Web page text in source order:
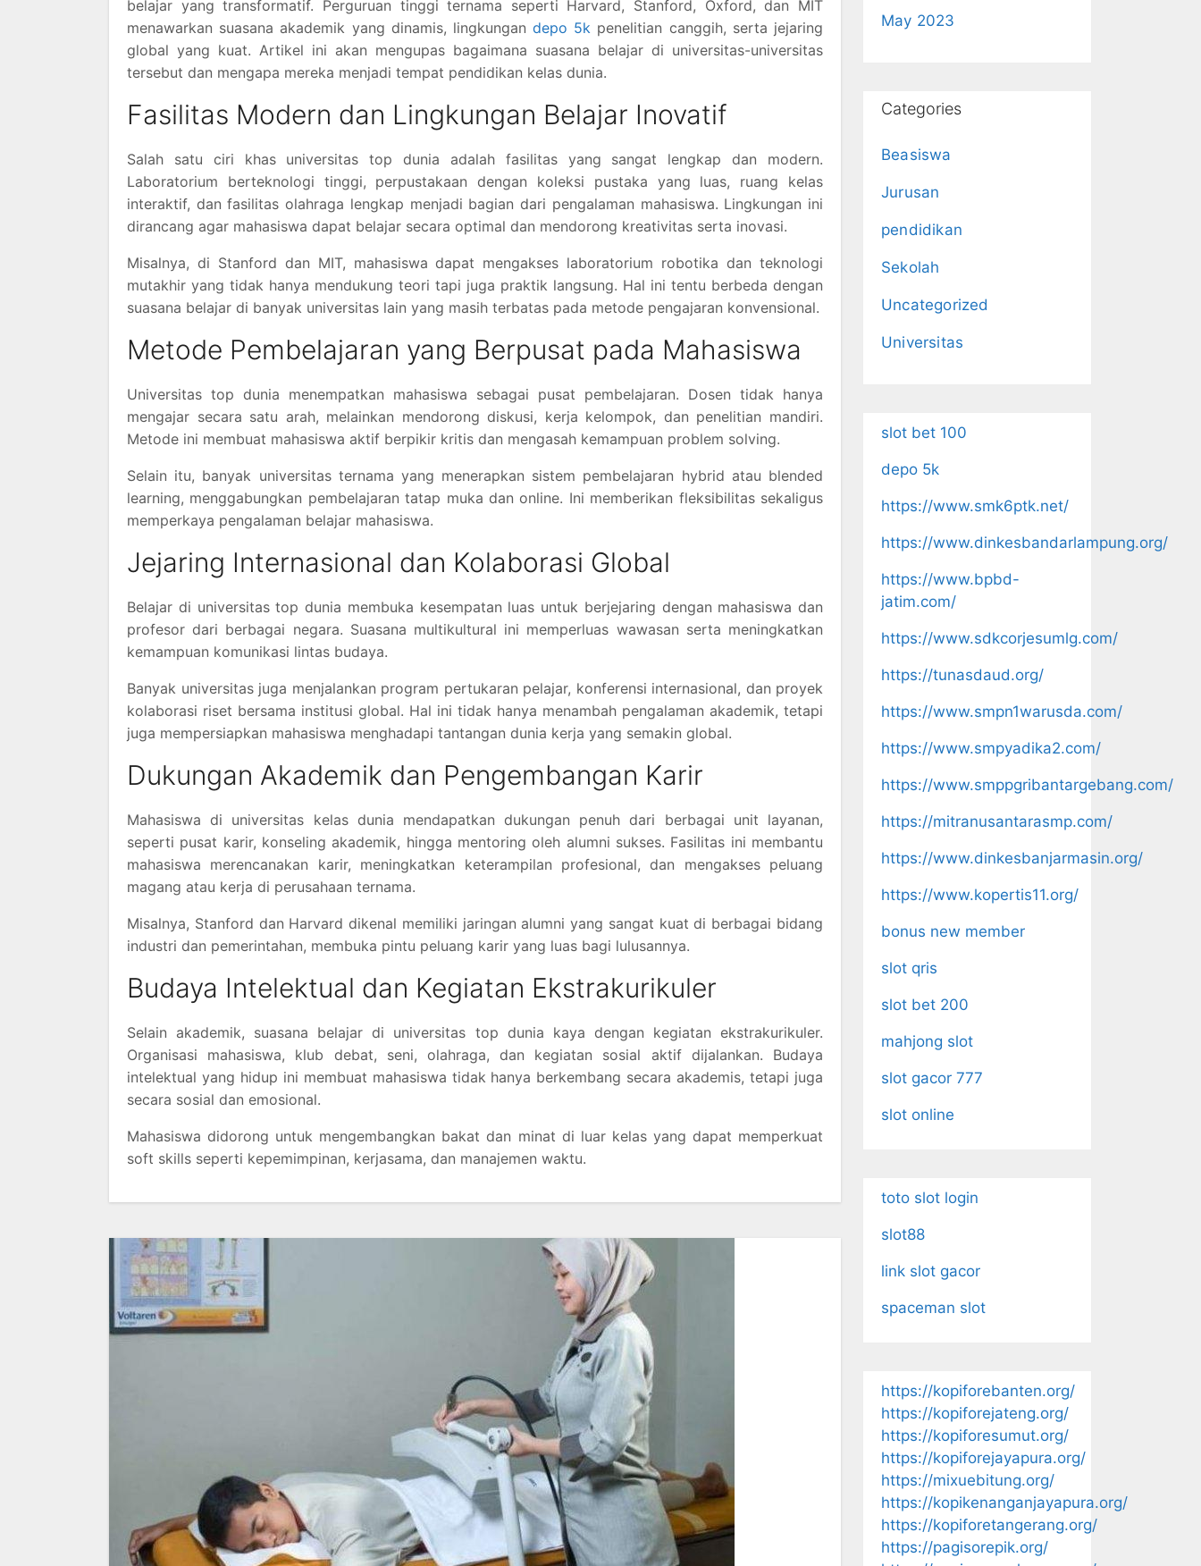
belajar yang transformatif. Perguruan tinggi ternama seperti Harvard, Stanford, Oxford, dan MIT
menawarkan suasana akademik yang dinamis, lingkungandepo 5k penelitian canggih, serta jejaring
global yang kuat. Artikel ini akan mengupas bagaimana suasana belajar di universitas-universitas
tersebut dan mengapa mereka menjadi tempat pendidikan kelas dunia.
Fasilitas Modern dan Lingkungan Belajar Inovatif
Salah satu ciri khas universitas top dunia adalah fasilitas yang sangat lengkap dan modern.
Laboratorium berteknologi tinggi, perpustakaan dengan koleksi pustaka yang luas, ruang kelas
interaktif, dan fasilitas olahraga lengkap menjadi bagian dari pengalaman mahasiswa. Lingkungan ini
dirancang agar mahasiswa dapat belajar secara optimal dan mendorong kreativitas serta inovasi.
Misalnya, di Stanford dan MIT, mahasiswa dapat mengakses laboratorium robotika dan teknologi
mutakhir yang tidak hanya mendukung teori tapi juga praktik langsung. Hal ini tentu berbeda dengan
suasana belajar di banyak universitas lain yang masih terbatas pada metode pengajaran konvensional.
Metode Pembelajaran yang Berpusat pada Mahasiswa
Universitas top dunia menempatkan mahasiswa sebagai pusat pembelajaran. Dosen tidak hanya
mengajar secara satu arah, melainkan mendorong diskusi, kerja kelompok, dan penelitian mandiri.
Metode ini membuat mahasiswa aktif berpikir kritis dan mengasah kemampuan problem solving.
Selain itu, banyak universitas ternama yang menerapkan sistem pembelajaran hybrid atau blended
learning, menggabungkan pembelajaran tatap muka dan online. Ini memberikan fleksibilitas sekaligus
memperkaya pengalaman belajar mahasiswa.
Jejaring Internasional dan Kolaborasi Global
Belajar di universitas top dunia membuka kesempatan luas untuk berjejaring dengan mahasiswa dan
profesor dari berbagai negara. Suasana multikultural ini memperluas wawasan serta meningkatkan
kemampuan komunikasi lintas budaya.
Banyak universitas juga menjalankan program pertukaran pelajar, konferensi internasional, dan proyek
kolaborasi riset bersama institusi global. Hal ini tidak hanya menambah pengalaman akademik, tetapi
juga mempersiapkan mahasiswa menghadapi tantangan dunia kerja yang semakin global.
Dukungan Akademik dan Pengembangan Karir
Mahasiswa di universitas kelas dunia mendapatkan dukungan penuh dari berbagai unit layanan,
seperti pusat karir, konseling akademik, hingga mentoring oleh alumni sukses. Fasilitas ini membantu
mahasiswa merencanakan karir, meningkatkan keterampilan profesional, dan mengakses peluang
magang atau kerja di perusahaan ternama.
Misalnya, Stanford dan Harvard dikenal memiliki jaringan alumni yang sangat kuat di berbagai bidang
industri dan pemerintahan, membuka pintu peluang karir yang luas bagi lulusannya.
Budaya Intelektual dan Kegiatan Ekstrakurikuler
Selain akademik, suasana belajar di universitas top dunia kaya dengan kegiatan ekstrakurikuler.
Organisasi mahasiswa, klub debat, seni, olahraga, dan kegiatan sosial aktif dijalankan. Budaya
intelektual yang hidup ini membuat mahasiswa tidak hanya berkembang secara akademis, tetapi juga
secara sosial dan emosional.
Mahasiswa didorong untuk mengembangkan bakat dan minat di luar kelas yang dapat memperkuat
soft skills seperti kepemimpinan, kerjasama, dan manajemen waktu.
May 2023
Categories
Beasiswa
Jurusan
pendidikan
Sekolah
Uncategorized
Universitas
slot bet 100
depo 5k
https://www.smk6ptk.net/
https://www.dinkesbandarlampung.org/
https://www.bpbd-
jatim.com/
https://www.sdkcorjesumlg.com/
https://tunasdaud.org/
https://www.smpn1warusda.com/
https://www.smpyadika2.com/
https://www.smppgribantargebang.com/
https://mitranusantarasmp.com/
https://www.dinkesbanjarmasin.org/
https://www.kopertis11.org/
bonus new member
slot qris
slot bet 200
mahjong slot
slot gacor 777
slot online
toto slot login
slot88
link slot gacor
spaceman slot
https://kopiforebanten.org/
https://kopiforejateng.org/
https://kopiforesumut.org/
https://kopiforejayapura.org/
https://mixuebitung.org/
https://kopikenanganjayapura.org/
https://kopiforetangerang.org/
https://pagisorepik.org/